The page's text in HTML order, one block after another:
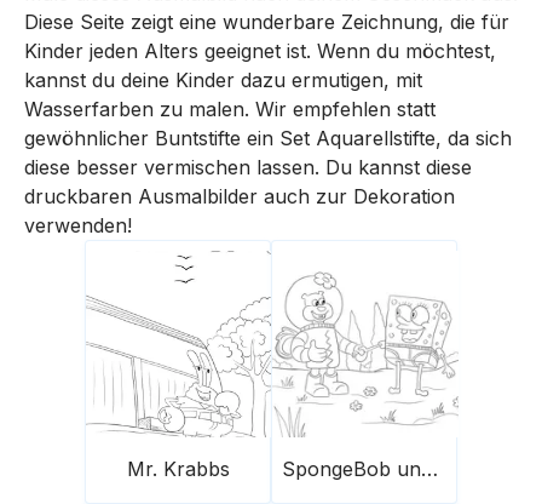
Diese Seite zeigt eine wunderbare Zeichnung, die für
Kinder jeden Alters geeignet ist. Wenn du möchtest,
kannst du deine Kinder dazu ermutigen, mit
Wasserfarben zu malen. Wir empfehlen statt
gewöhnlicher Buntstifte ein Set Aquarellstifte, da sich
diese besser vermischen lassen. Du kannst diese
druckbaren Ausmalbilder auch zur Dekoration
verwenden!
Mr. Krabbs SpongeBob und Sandy Cheeks